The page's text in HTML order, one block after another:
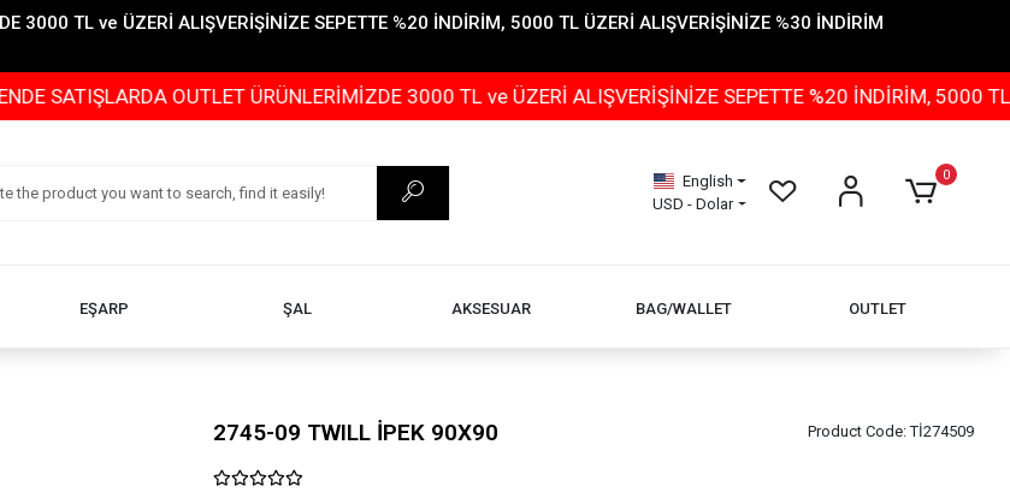
3000 TL ve ÜZERİ ALIŞVERİŞİNİZE SEPETTE %20 İNDİRİM, 5000 TL ÜZERİ ALIŞVERİŞİNİZE %30 İNDİRİM
OUTLET ÜRÜNLERİMİZDE 3000 TL ve ÜZERİ ALIŞVERİŞİNİZE SEPETTE %20 İNDİRİM, 5000 TL
English
USD - Dolar
0
EŞARP ŞAL AKSESUAR BAG/WALLET OUTLET
2745-09 TWILL İPEK 90X90 Product Code:Tİ274509